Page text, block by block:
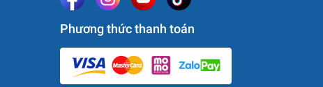
Phương thức thanh toán